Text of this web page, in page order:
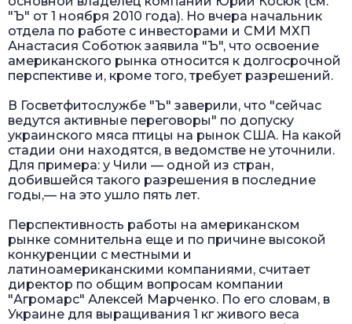
"Ъ" от 1 ноября 2010 года). Но вчера начальник
отдела по работе с инвесторами и СМИ МХП
Анастасия Соботюк заявила "Ъ", что освоение
американского рынка относится к долгосрочной
перспективе и, кроме того, требует разрешений.
В Госветфитослужбе "Ъ" заверили, что "сейчас
ведутся активные переговоры" по допуску
украинского мяса птицы на рынок США. На какой
стадии они находятся, в ведомстве не уточнили.
Для примера: у Чили — одной из стран,
добившейся такого разрешения в последние
годы,— на это ушло пять лет.
Перспективность работы на американском
рынке сомнительна еще и по причине высокой
конкуренции с местными и
латиноамериканскими компаниями, считает
директор по общим вопросам компании
"Агромарс" Алексей Марченко. По его словам, в
Украине для выращивания 1 кг живого веса